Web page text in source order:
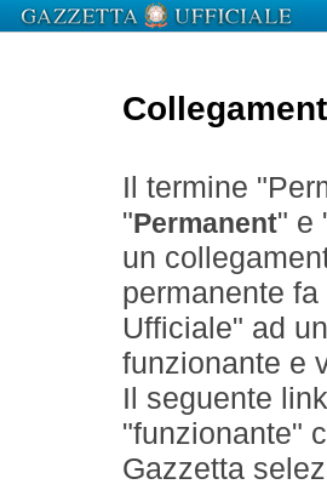
Il termine
" Permanent" e
un
permanente
Ufficiale" ad
funzionante e
Il seguente
"funzionante"
Gazzetta